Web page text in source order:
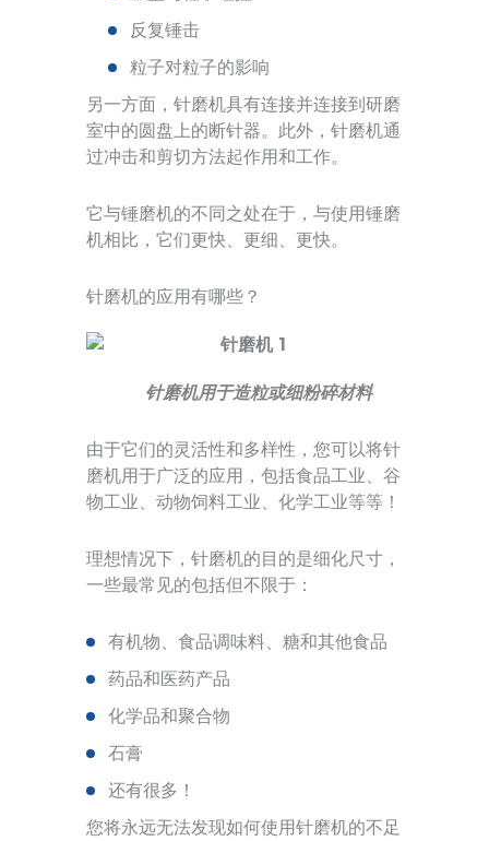
反复锤击
粒子对粒子的影响
另一方面，针磨机具有连接并连接到研磨
室中的圆盘上的断针器。此外，针磨机通
过冲击和剪切方法起作用和工作。
它与锤磨机的不同之处在于，与使用锤磨
机相比，它们更快、更细、更快。
针磨机的应用有哪些？
针磨机用于造粒或细粉碎材料
由于它们的灵活性和多样性，您可以将针
磨机用于广泛的应用，包括食品工业、谷
物工业、动物饲料工业、化学工业等等！
理想情况下，针磨机的目的是细化尺寸，
一些最常见的包括但不限于：
有机物、食品调味料、糖和其他食品
药品和医药产品
化学品和聚合物
石膏
还有很多！
您将永远无法发现如何使用针磨机的不足